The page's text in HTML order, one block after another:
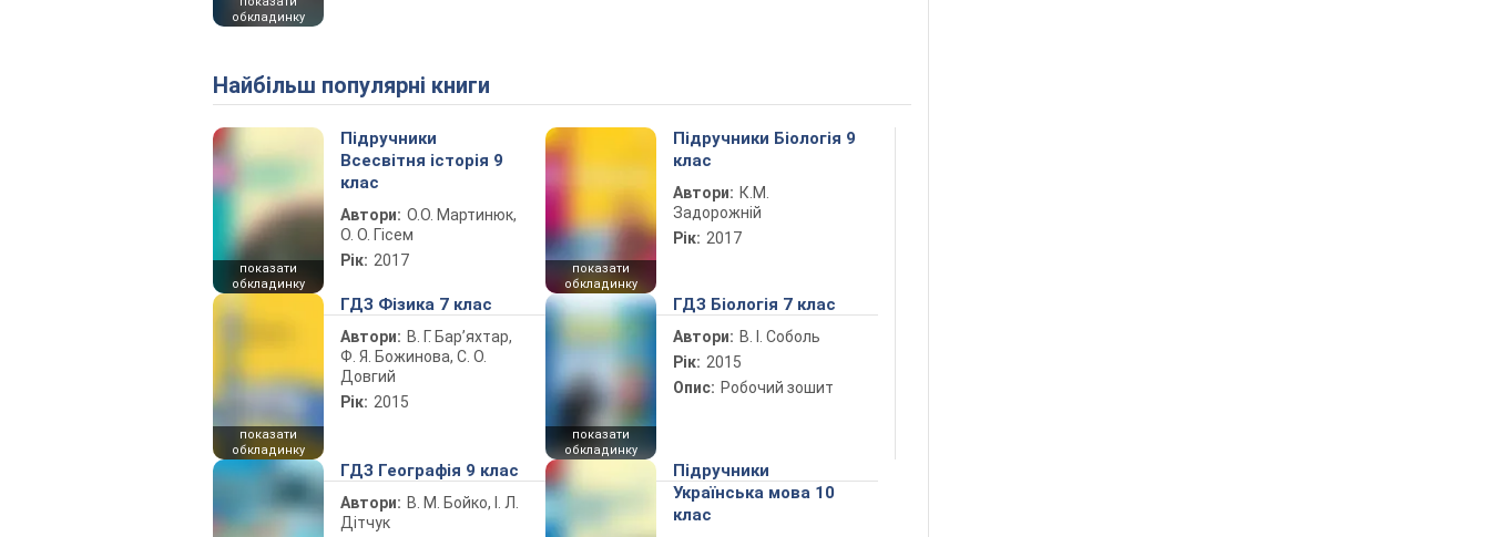
обкладинку
Найбільш популярні книги
показати
обкладинку
Підручники
Всесвітня історія 9
клас
Автори: О.О. Мартинюк,
О. О. Гісем
Рік: 2017
показати
обкладинку
Підручники Біологія 9
клас
Автори: К.М.
Задорожній
Рік: 2017
показати
обкладинку
ГДЗ Фізика 7 клас
Автори: В. Г. Бар’яхтар,
Ф. Я. Божинова, С. О.
Довгий
Рік: 2015
показати
обкладинку
ГДЗ Біологія 7 клас
Автори: В. І. Соболь
Рік: 2015
Опис: Робочий зошит
ГДЗ Географія 9 клас
Автори: В. М. Бойко, І. Л.
Дітчук
Підручники
Українська мова 10
клас